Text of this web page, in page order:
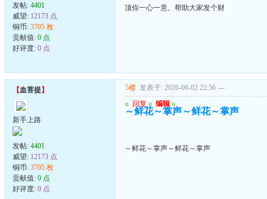
发帖: 4401
威望: 12173 点
铜币: 3705 枚
贡献值: 0 点
好评度: 0 点
顶你一心一意。帮助大家发个财
【血菩提】
新手上路
发帖: 4401
威望: 12173 点
铜币: 3705 枚
贡献值: 0 点
好评度: 0 点
5楼 发表于: 2026-06-02 22:56 ---
u 回复 u 编辑 u
～鲜花～掌声～鲜花～掌声
～鲜花～掌声～鲜花～掌声